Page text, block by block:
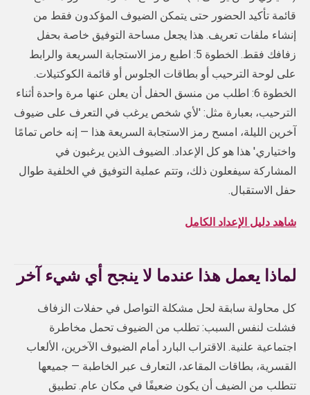
قائمة تأكيد الحضور حتى يتمكن الضيوف المؤكدون فقط من
إنشاء ملفات تعريف. هذا يجعل مساحة التوفيق خاصة بحفل
زفافك فقط. الخطوة 5: اطبع رمز الاستجابة السريعة والرابط
على لوحة الترحيب أو بطاقات الجلوس أو قائمة الكوكتيلات.
الخطوة 6: اطلب من منسق الحفل أن يعلن عنها مرة واحدة أثناء
الترحيب، بعبارة مثل: 'لأي شخص يرغب في التعرف على ضيوف
آخرين الليلة، امسح رمز الاستجابة السريعة هذا — إنه خاص تمامًا
واختياري.' هذا هو كل الإعداد. الضيوف الذين يرغبون في
المشاركة سيفعلون ذلك، وتتم عملية التوفيق في الخلفية طوال
حفل الاستقبال.
شاهد دليل الإعداد الكامل
لماذا يعمل هذا عندما لا ينجح أي شيء آخر
كل محاولة سابقة لحل مشكلة التواصل في حفلات الزفاف
فشلت لنفس السبب: تطلب من الضيوف تحمل مخاطرة
اجتماعية علنية. الاقتراب البارد أمام الضيوف الآخرين، الألعاب
القسرية، بطاقات المقاعد، التعارف عبر الخاطبة — جميعها
تتطلب من الضيف أن يكون ضعيفًا في مكان عام. تطبيق